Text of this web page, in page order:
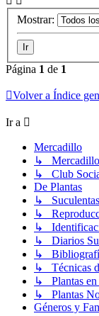
Mostrar:
Página 1 de 1
Volver a Índice
Ir a
Mercadillo
↳ Mercadillo
↳ Club
De Plantas
↳ Suculentas
↳
↳
↳ Diarios
↳
↳ Técnicas
↳ Plantas en
↳ Plantas
Géneros y